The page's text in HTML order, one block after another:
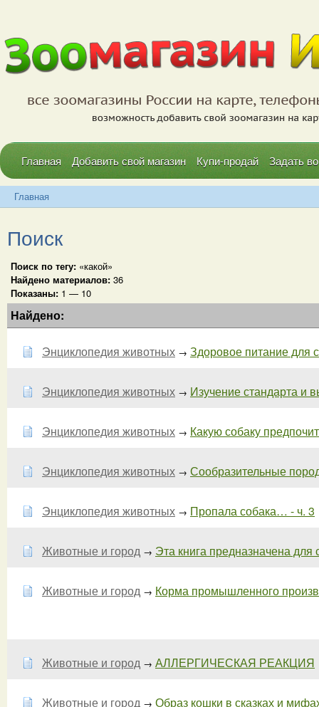
Главная Добавить свой магазин Купи-продай Задать
Главная
Поиск
Поиск по тегу: «какой»
Найдено материалов: 36
Показаны: 1 — 10
Найдено:
Энциклопедия животных → Здоровое питание для
Энциклопедия животных → Изучение стандарта и
Энциклопедия животных → Какую собаку
Энциклопедия животных → Сообразительные
Энциклопедия животных → Пропала собака… - ч. 3
Животные и город → Эта книга предназначена для
Животные и город → Корма промышленного
Животные и город → АЛЛЕРГИЧЕСКАЯ РЕАКЦИЯ
Животные и город → Образ кошки в сказках и